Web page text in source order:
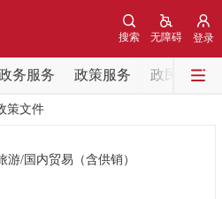
登录
无障碍
搜索
务服务 政策服务 政民互动
务院信息
议信息 部门动态
策文件
游/国内贸易（含供销）